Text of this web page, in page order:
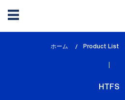
ホーム Product List
HTFS